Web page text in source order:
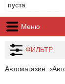
пуста
Меню
ФИЛЬТР
Автомагазин